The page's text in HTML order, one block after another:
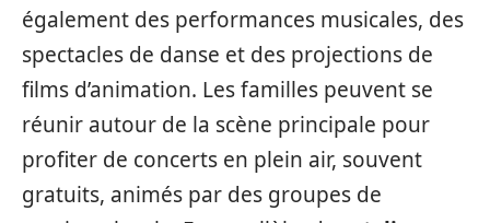
également des performances musicales, des
spectacles de danse et des projections de
films d’animation. Les familles peuvent se
réunir autour de la scène principale pour
profiter de concerts en plein air, souvent
gratuits, animés par des groupes de